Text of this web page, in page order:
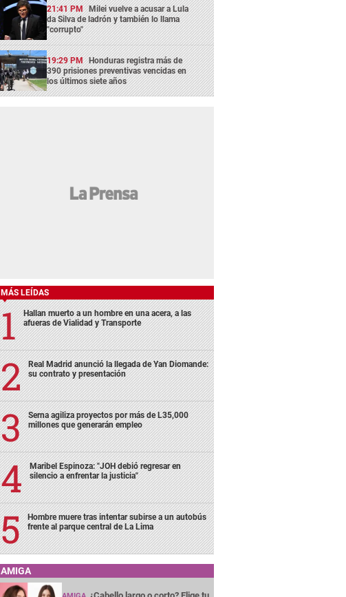
21:41 PM Milei vuelve a acusar a Lula
da Silva de ladrón y también lo llama
"corrupto"
19:29 PM Honduras registra más de
390 prisiones preventivas vencidas en
los últimos siete años
MÁS LEÍDAS
Hallan muerto a un hombre en una acera, a las
afueras de Vialidad y Transporte
Real Madrid anunció la llegada de Yan Diomande:
su contrato y presentación
Serna agiliza proyectos por más de L35,000
millones que generarán empleo
Maribel Espinoza: "JOH debió regresar en
silencio a enfrentar la justicia"
Hombre muere tras intentar subirse a un autobús
frente al parque central de La Lima
AMIGA